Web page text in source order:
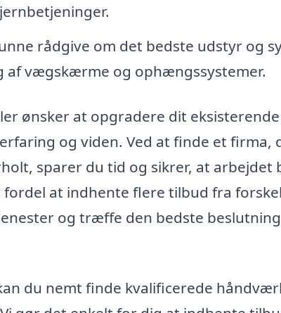
rådgive om det bedste udstyr og
af vægskærme og ophængssystemer.
ønsker at opgradere dit
og viden. Ved at finde et firma,
sparer du tid og sikrer, at arbejdet
at indhente flere tilbud fra
og træffe den bedste
du nemt finde kvalificerede